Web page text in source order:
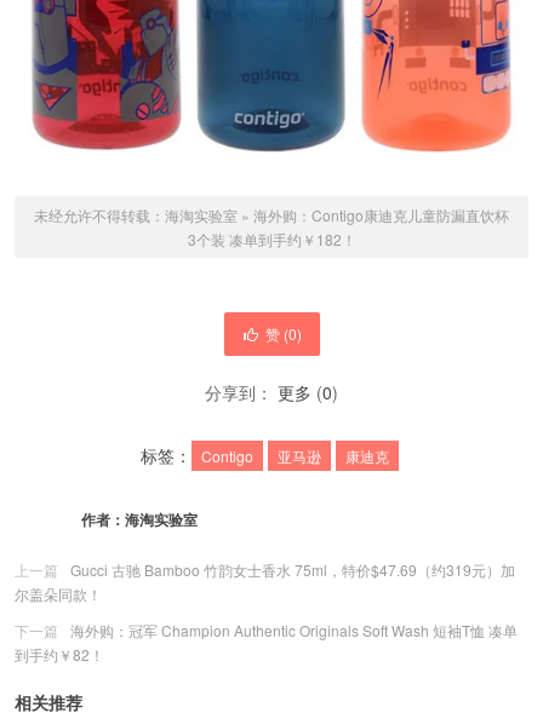
未经允许不得转载： 海淘实验室 » 海外购：Contigo康迪克儿童防漏直饮杯
3个装 凑单到手约￥182！
赞 (0)
分享到： 更多 (0)
标签： Contigo 亚马逊 康迪克
作者： 海淘实验室
上一篇
Gucci 古驰 Bamboo 竹韵女士香水 75ml，特价$47.69（约319元）加
尔盖朵同款！
下一篇
海外购：冠军 Champion Authentic Originals Soft Wash 短袖T恤 凑单
到手约￥82！
相关推荐